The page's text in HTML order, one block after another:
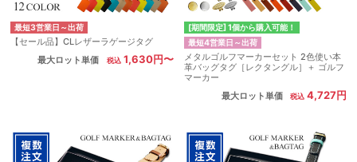
最短3営業日～出荷
【セール品】CLレザーラゲージタグ
最大ロット単価
1,630円〜
[期間限定] 1個から購入可能！
最短4営業日～出荷
メタルゴルフマーカーセット 2色使い本
革バッグタグ［レクタングル］＋ ゴルフ
マーカー
最大ロット単価
4,727円